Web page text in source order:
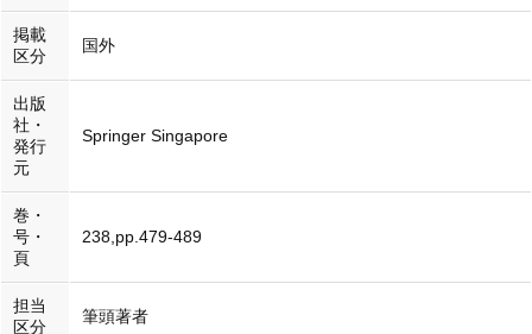
掲載
区分
国外
出版
社・
発行
元
Springer Singapore
巻・
号・
頁
238,pp.479-489
担当
区分
筆頭著者